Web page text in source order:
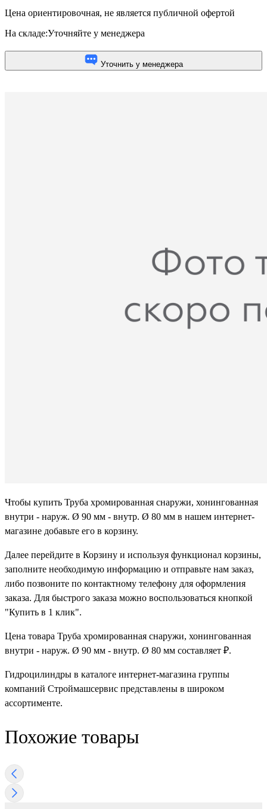
Цена ориентировочная, не является публичной офертой
На складе:Уточняйте у менеджера
Уточнить у менеджера
Чтобы купить Труба хромированная снаружи, хонингованная
внутри - наруж. Ø 90 мм - внутр. Ø 80 мм в нашем интернет-
магазине добавьте его в корзину.
Далее перейдите в Корзину и используя функционал корзины,
заполните необходимую информацию и отправьте нам заказ,
либо позвоните по контактному телефону для оформления
заказа. Для быстрого заказа можно воспользоваться кнопкой
"Купить в 1 клик".
Цена товара Труба хромированная снаружи, хонингованная
внутри - наруж. Ø 90 мм - внутр. Ø 80 мм составляет ₽.
Гидроцилиндры в каталоге интернет-магазина группы
компаний Строймашсервис представлены в широком
ассортименте.
Похожие товары